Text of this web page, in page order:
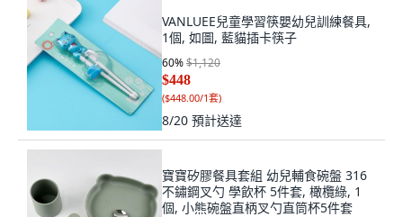
VANLUEE兒童學習筷嬰幼兒訓練餐具,
1個, 如圖, 藍貓插卡筷子
60%$1,120
$448
($448.00/1套)
8/20 預計送達
寶寶矽膠餐具套組 幼兒輔食碗盤 316
不鏽鋼叉勺 學飲杯 5件套, 橄欖綠, 1
個, 小熊碗盤直柄叉勺直筒杯5件套